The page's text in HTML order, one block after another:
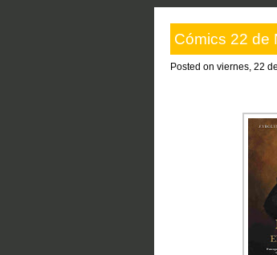
Cómics 22 de
Posted on viernes, 22